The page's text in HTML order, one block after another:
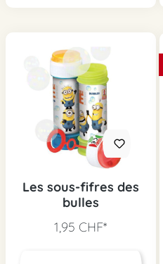
Les sous-fifres des
bulles
1,95 CHF*